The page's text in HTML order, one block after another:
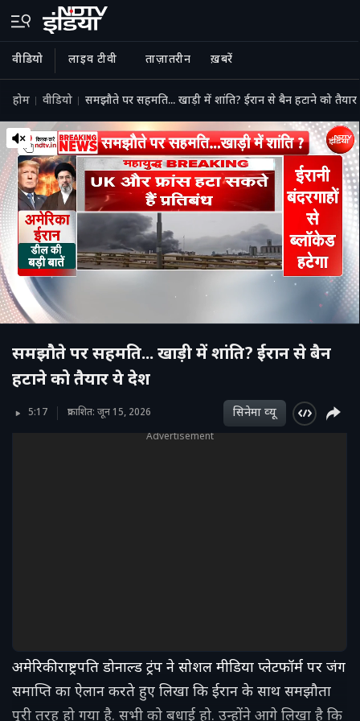
वीडियो लाइव टीवी ताज़ातरीन ख़बरें
होम वीडियो समझौते पर सहमति... खाड़ी में शांति? ईरान से बैन हटाने को
समझौते पर सहमति... खाड़ी में शांति? ईरान से बैन
हटाने को तैयार ये देश
5:17 प्रकाशित: जून 15, 2026 सिनेमा व्‍यू
Advertisement
अमेरिकी राष्ट्रपति डोनाल्ड ट्रंप ने सोशल मीडिया प्लेटफॉर्म पर जंग
समाप्ति का ऐलान करते हुए लिखा कि ईरान के साथ समझौता
पूरी तरह हो गया है. सभी को बधाई हो. उन्होंने आगे लिखा है कि